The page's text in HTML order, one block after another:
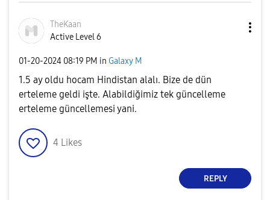
TheKaan
Active Level 6
‎01-20-2024 08:19 PM in Galaxy M
1.5 ay oldu hocam Hindistan alalı. Bize de dün
erteleme geldi işte. Alabildiğimiz tek güncelleme
erteleme güncellemesi yani.
4 Likes
REPLY